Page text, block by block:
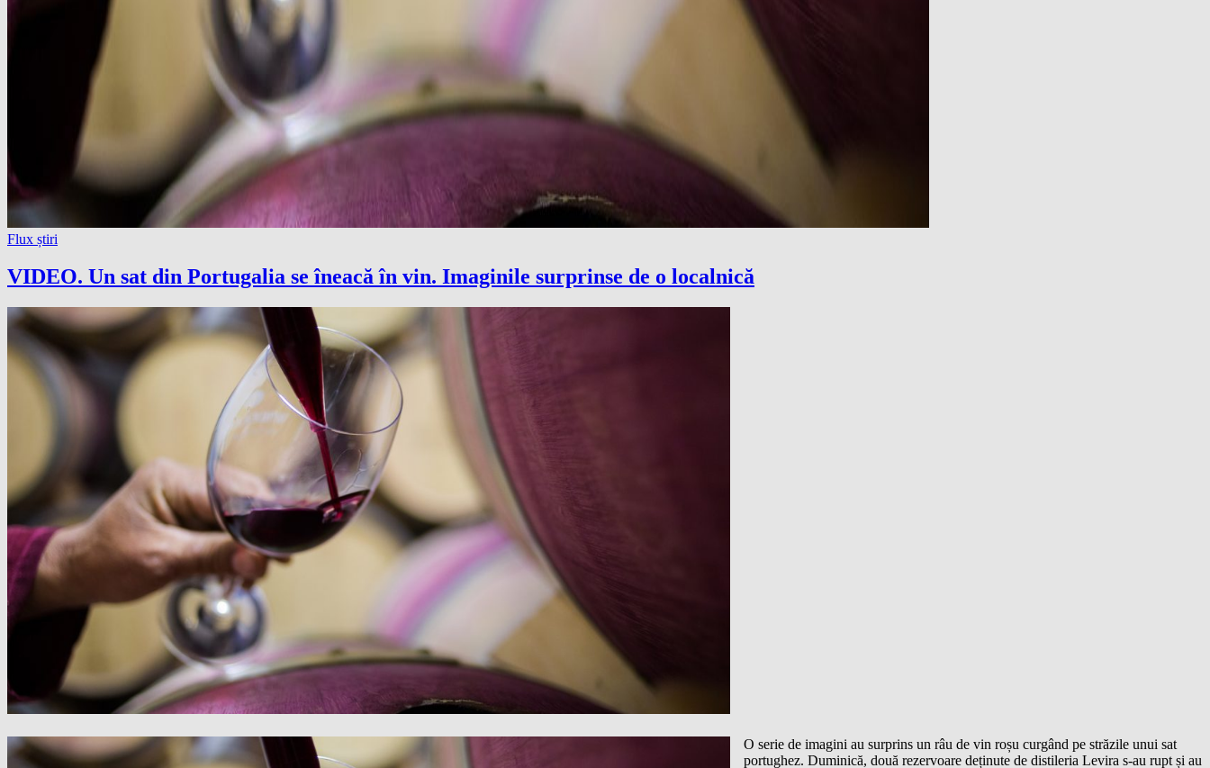
Flux știri
VIDEO. Un sat din Portugalia se îneacă în vin. Imaginile surprinse de o localnică
O serie de imagini au surprins un râu de vin roșu curgând pe străzile unui sat
portughez. Duminică, două rezervoare deținute de distileria Levira s-au rupt și au